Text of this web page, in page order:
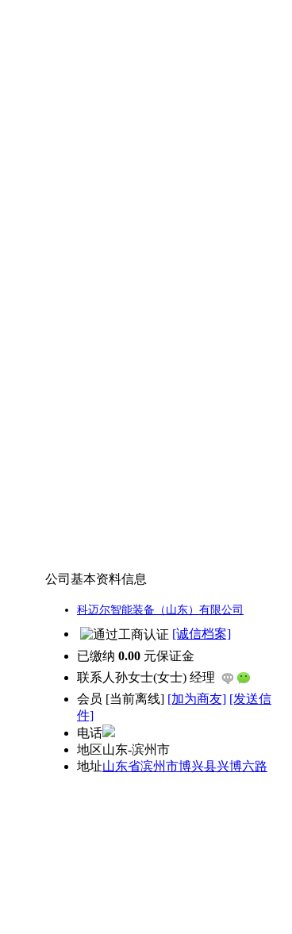
公司基本资料信息
科迈尔智能装备（山东）有限公司
[诚信档案]
已缴纳 0.00 元保证金
联系人 孙女士(女士) 经理
会员 [当前离线] [加为商友] [发送信
件]
电话
地区山东-滨州市
地址山东省滨州市博兴县兴博六路